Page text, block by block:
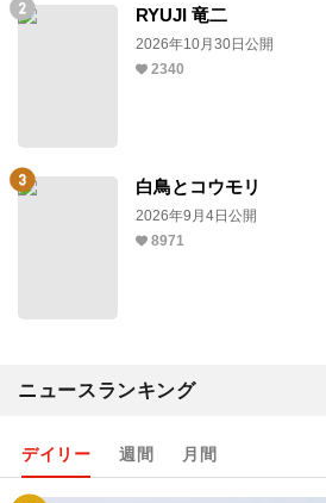
RYUJI 竜二
2026年10月30日公開
2340
白鳥とコウモリ
2026年9月4日公開
8971
ニュースランキング
デイリー 週間 月間